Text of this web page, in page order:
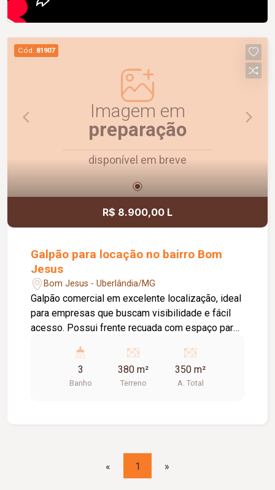
Cód. 81907
Imagem em
preparação
disponível em breve
R$ 8.900,00 L
Galpão para locação no bairro Bom
Jesus
Bom Jesus - Uberlândia/MG
Galpão comercial em excelente localização, ideal
para empresas que buscam visibilidade e fácil
acesso. Possui frente recuada com espaço para
amplitude, além de ótima ventilação e iluminação
natural. Conta com aproximadamente 350 m² de
vão livre, oferecendo grande flexibilidade de uso.
3
Banho
380 m²
Terreno
350 m²
A. Total
« 1 »